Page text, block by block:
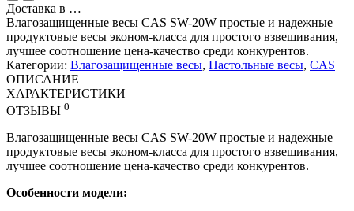
Доставка в …
Влагозащищенные весы CAS SW-20W простые и надежные
продуктовые весы эконом-класса для простого взвешивания,
лучшее соотношение цена-качество среди конкурентов.
Категории: Влагозащищенные весы, Настольные весы, CAS
ОПИСАНИЕ
ХАРАКТЕРИСТИКИ
ОТЗЫВЫ 0
Влагозащищенные весы CAS SW-20W простые и надежные
продуктовые весы эконом-класса для простого взвешивания,
лучшее соотношение цена-качество среди конкурентов.
Особенности модели: